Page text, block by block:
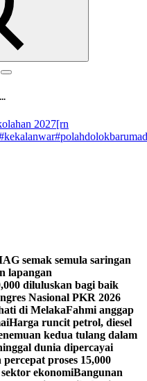
2027[rn
semak semula saringan
lapangan
diluluskan bagi baik
Nasional PKR 2026
di MelakaFahmi anggap
Harga runcit petrol, diesel
kedua tulang dalam
dunia dipercayai
proses 15,000
ekonomiBangunan